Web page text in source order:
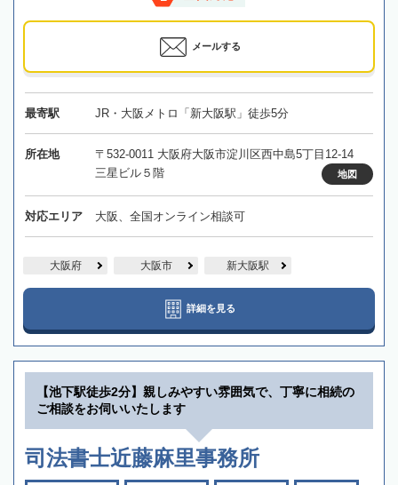
メールする
最寄駅 JR・大阪メトロ「新大阪駅」徒歩5分
所在地
〒532-0011 大阪府大阪市淀川区西中島5丁目12-14
三星ビル５階
地図
対応エリア 大阪、全国オンライン相談可
大阪府 大阪市 新大阪駅
詳細を見る
【池下駅徒歩2分】親しみやすい雰囲気で、丁寧に相続の
ご相談をお伺いいたします
司法書士近藤麻里事務所